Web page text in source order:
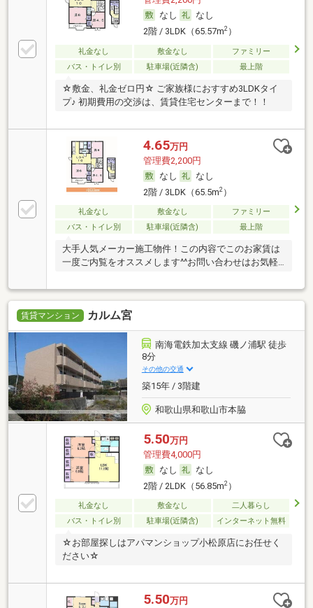
なし
なし
2階 / 3LDK（65.57m2）
礼金なし 敷金なし
ファミリー
バス・トイレ別
駐車場(近隣含) 最上階
☆敷金、礼金ゼロ円☆ ご家族様におすすめ3LDKタイ
プ♪ 初期費用の交渉は、賃貸住宅センターまで！！
4.65万円
管理費2,200円
なし
なし
2階 / 3LDK（65.5m2）
礼金なし 敷金なし
ファミリー
バス・トイレ別
駐車場(近隣含) 最上階
大手人気メーカー施工物件！この内容でこのお家賃は
一度ご内覧をオススメします^^お問い合わせはお気軽
賃貸マンション カルム宮
南海電鉄加太支線 磯ノ浦駅 徒歩
8分
その他の交通
築15年 / 3階建
和歌山県和歌山市本脇
5.50万円
管理費4,000円
なし
なし
2階 / 2LDK（56.85m2）
礼金なし 敷金なし
二人暮らし
バス・トイレ別
駐車場(近隣含) インターネット無料
☆お部屋探しはアパマンショップ小松原店にお任せく
ださい☆
5.50万円